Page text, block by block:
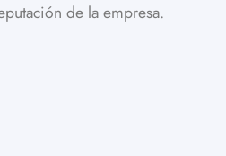
de la empresa.